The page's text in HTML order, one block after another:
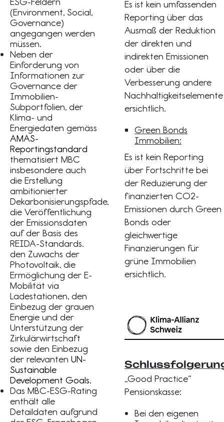
(Environment, Social,
Governance)
angegangen werden
müssen.
Neben der
Einforderung von
Informationen zur
Governance der
Immobilien-
Subportfolien, der
Klima- und
Energiedaten gemäss
AMAS-
Reportingstandard
thematisiert MBC
insbesondere auch
die Erstellung
ambitionierter
Dekarbonisierungspfade,
die Veröffentlichung
der Emissionsdaten
auf der Basis des
REIDA-Standards.
den Zuwachs der
Photovoltaik, die
Ermöglichung der E-
Mobilität via
Ladestationen, den
Einbezug der grauen
Energie und der
Unterstützung der
Zirkulärwirtschaft
sowie den Einbezug
der relevanten UN-
Sustainable
Development Goals.
Das MBC-ESG-Rating
enthält alle
Detaildaten aufgrund
Es ist kein umfassenden
Reporting über das
Ausmaß der Reduktion
der direkten und
indirekten Emissionen
oder über die
Verbesserung andere
Nachhaltigkeitselemente
ersichtlich.
Green Bonds
Immobilien:
Es ist kein Reporting
über Fortschritte bei
der Reduzierung der
finanzierten CO2-
Emissionen durch Green
Bonds oder
gleichwertige
Finanzierungen für
grüne Immobilien
ersichtlich.
„Good Practice“
Pensionskasse:
Bei den eigenen